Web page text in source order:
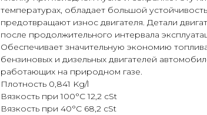
температурах, обладает большой
предотвращают износ двигателя. Детали
после продолжительного интервала
Обеспечивает значительную экономию
бензиновых и дизельных двигателей
работающих на природном газе.
Плотность 0,841 Kg/l
Вязкость при 100°С 12,2 cSt
Вязкость при 40°С 68,2 cSt